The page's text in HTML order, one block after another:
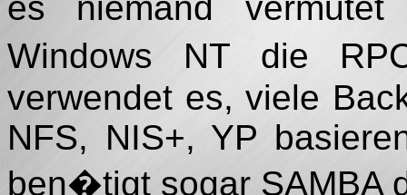
Windows NT die
verwendet es, viele
NFS, NIS+, YP
ben�tigt sogar SAMBA